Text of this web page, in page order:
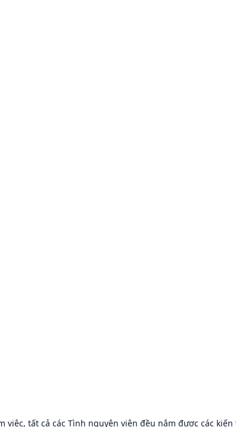
việc, tất cả các Tình nguyện viên đều nắm được các